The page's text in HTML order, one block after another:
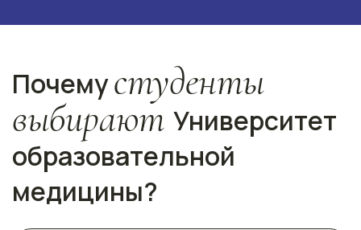
Почемустуденты
выбирают Университет
образовательной
медицины?